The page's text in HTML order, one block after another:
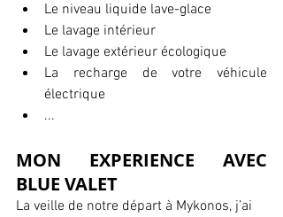
Le niveau liquide lave-glace
Le lavage intérieur
Le lavage extérieur écologique
La recharge de votre véhicule
électrique
...
MON EXPERIENCE AVEC
BLUE VALET
La veille de notre départ à Mykonos, j’ai